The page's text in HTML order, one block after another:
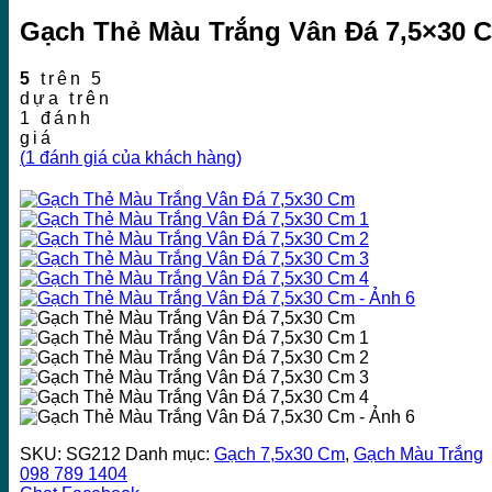
Gạch Thẻ Màu Trắng Vân Đá 7,5×30
5 trên 5
dựa trên
1
đánh
giá
(1 đánh giá của khách hàng)
SKU: SG212 Danh mục: Gạch 7,5x30 Cm, Gạch Màu Trắng
098 789 1404